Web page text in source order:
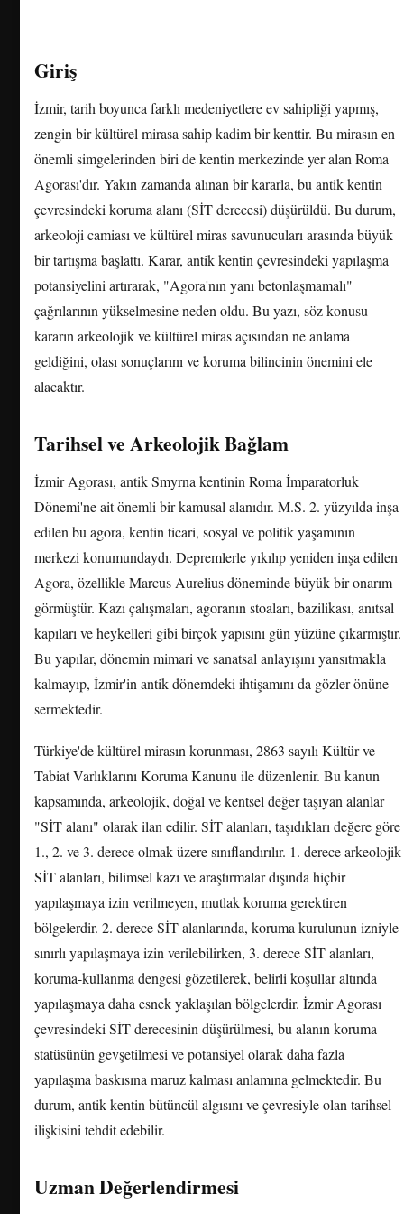
Giriş
İzmir, tarih boyunca farklı medeniyetlere ev sahipliği yapmış,
zengin bir kültürel mirasa sahip kadim bir kenttir. Bu mirasın en
önemli simgelerinden biri de kentin merkezinde yer alan Roma
Agorası'dır. Yakın zamanda alınan bir kararla, bu antik kentin
çevresindeki koruma alanı (SİT derecesi) düşürüldü. Bu durum,
arkeoloji camiası ve kültürel miras savunucuları arasında büyük
bir tartışma başlattı. Karar, antik kentin çevresindeki yapılaşma
potansiyelini artırarak, "Agora'nın yanı betonlaşmamalı"
çağrılarının yükselmesine neden oldu. Bu yazı, söz konusu
kararın arkeolojik ve kültürel miras açısından ne anlama
geldiğini, olası sonuçlarını ve koruma bilincinin önemini ele
alacaktır.
Tarihsel ve Arkeolojik Bağlam
İzmir Agorası, antik Smyrna kentinin Roma İmparatorluk
Dönemi'ne ait önemli bir kamusal alanıdır. M.S. 2. yüzyılda inşa
edilen bu agora, kentin ticari, sosyal ve politik yaşamının
merkezi konumundaydı. Depremlerle yıkılıp yeniden inşa edilen
Agora, özellikle Marcus Aurelius döneminde büyük bir onarım
görmüştür. Kazı çalışmaları, agoranın stoaları, bazilikası, anıtsal
kapıları ve heykelleri gibi birçok yapısını gün yüzüne çıkarmıştır.
Bu yapılar, dönemin mimari ve sanatsal anlayışını yansıtmakla
kalmayıp, İzmir'in antik dönemdeki ihtişamını da gözler önüne
sermektedir.
Türkiye'de kültürel mirasın korunması, 2863 sayılı Kültür ve
Tabiat Varlıklarını Koruma Kanunu ile düzenlenir. Bu kanun
kapsamında, arkeolojik, doğal ve kentsel değer taşıyan alanlar
"SİT alanı" olarak ilan edilir. SİT alanları, taşıdıkları değere göre
1., 2. ve 3. derece olmak üzere sınıflandırılır. 1. derece arkeolojik
SİT alanları, bilimsel kazı ve araştırmalar dışında hiçbir
yapılaşmaya izin verilmeyen, mutlak koruma gerektiren
bölgelerdir. 2. derece SİT alanlarında, koruma kurulunun izniyle
sınırlı yapılaşmaya izin verilebilirken, 3. derece SİT alanları,
koruma-kullanma dengesi gözetilerek, belirli koşullar altında
yapılaşmaya daha esnek yaklaşılan bölgelerdir. İzmir Agorası
çevresindeki SİT derecesinin düşürülmesi, bu alanın koruma
statüsünün gevşetilmesi ve potansiyel olarak daha fazla
yapılaşma baskısına maruz kalması anlamına gelmektedir. Bu
durum, antik kentin bütüncül algısını ve çevresiyle olan tarihsel
ilişkisini tehdit edebilir.
Uzman Değerlendirmesi